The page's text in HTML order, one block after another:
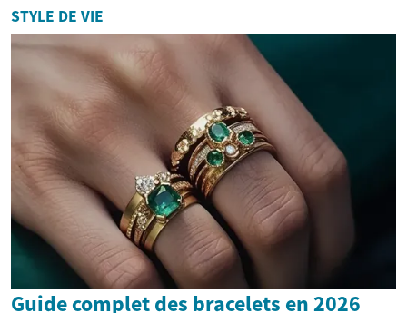
STYLE DE VIE
Guide complet des bracelets en 2026